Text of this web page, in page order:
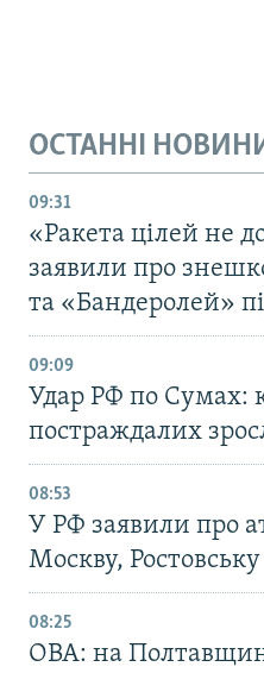
ОСТАННІ
09:31
«Ракета цілей не
заявили про
та «Бандеролей»
09:09
Удар РФ по Сумах:
постраждалих
08:53
У РФ заявили про
Москву,
08:25
ОВА: на